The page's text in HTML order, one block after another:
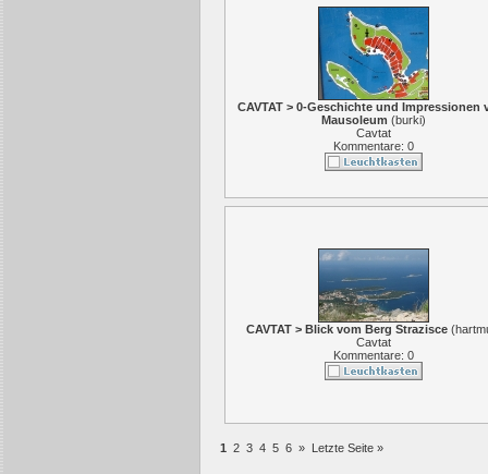
CAVTAT > 0-Geschichte und Impressionen
Mausoleum (burki)
Cavtat
Kommentare: 0
CAVTAT > Blick vom Berg Strazisce (
Cavtat
Kommentare: 0
1 2 3 4 5 6 » Letzte Seite »